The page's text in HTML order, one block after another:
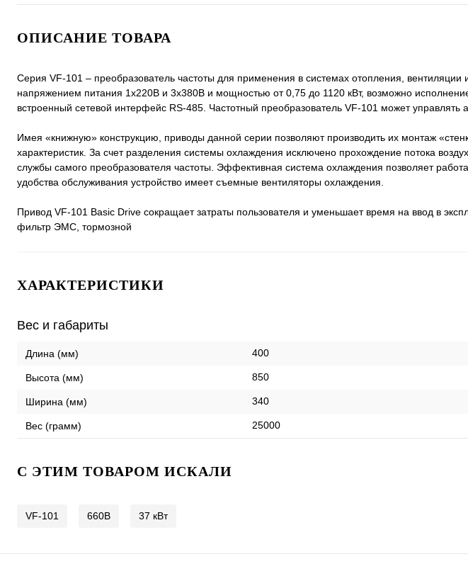
ОПИСАНИЕ ТОВАРА
Серия VF-101 – преобразователь частоты для применения в системах отопления,
напряжением питания 1х220В и 3х380В и мощностью от 0,75 до 1120 кВт, возможно
встроенный сетевой интерфейс RS-485. Частотный преобразователь VF-101 может
Имея «книжную» конструкцию, приводы данной серии позволяют производить их монтаж
характеристик. За счет разделения системы охлаждения исключено прохождение потока
службы самого преобразователя частоты. Эффективная система охлаждения позволяет
удобства обслуживания устройство имеет съемные вентиляторы охлаждения.
Привод VF-101 Basic Drive сокращает затраты пользователя и уменьшает время на ввод в
фильтр ЭМС, тормозной
ХАРАКТЕРИСТИКИ
Вес и габариты
Длина (мм) 400
Высота (мм) 850
Ширина (мм) 340
Вес (грамм) 25000
C ЭТИМ ТОВАРОМ ИСКАЛИ
VF-101 660В 37 кВт